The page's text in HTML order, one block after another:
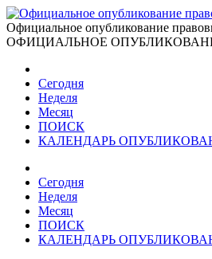
Официальное опубликование
ОФИЦИАЛЬНОЕ
Сегодня
Неделя
Месяц
ПОИСК
КАЛЕНДАРЬ
Сегодня
Неделя
Месяц
ПОИСК
КАЛЕНДАРЬ